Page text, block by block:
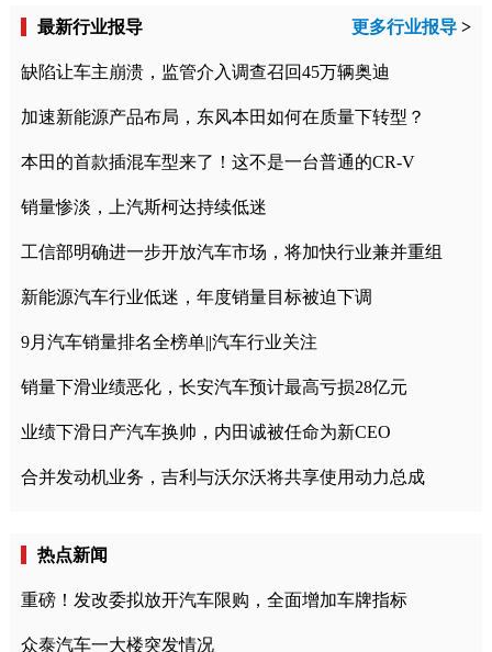
最新行业报导 更多行业报导 >
缺陷让车主崩溃，监管介入调查召回45万辆奥迪
加速新能源产品布局，东风本田如何在质量下转型？
本田的首款插混车型来了！这不是一台普通的CR-V
销量惨淡，上汽斯柯达持续低迷
工信部明确进一步开放汽车市场，将加快行业兼并重组
新能源汽车行业低迷，年度销量目标被迫下调
9月汽车销量排名全榜单||汽车行业关注
销量下滑业绩恶化，长安汽车预计最高亏损28亿元
业绩下滑日产汽车换帅，内田诚被任命为新CEO
合并发动机业务，吉利与沃尔沃将共享使用动力总成
热点新闻
重磅！发改委拟放开汽车限购，全面增加车牌指标
众泰汽车一大楼突发情况